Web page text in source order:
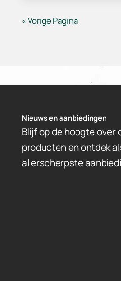
« Vorige Pagina
Nieuws en aanbiedingen
Blijf op de hoogte over
producten en ontdek
allerscherpste